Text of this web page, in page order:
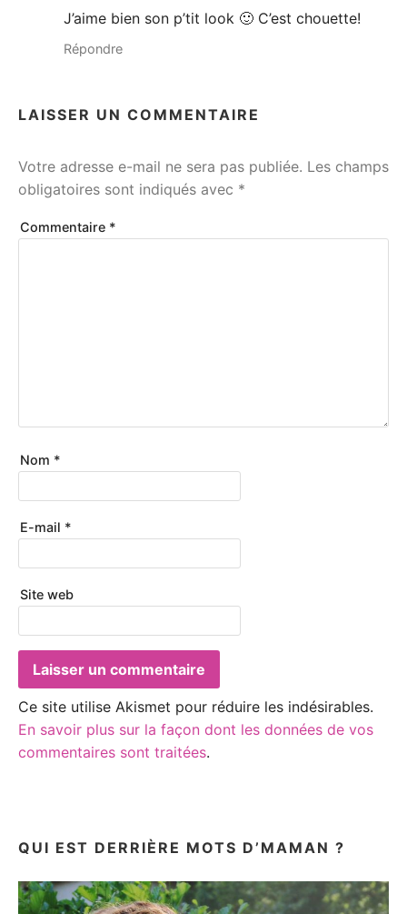
J’aime bien son p’tit look 🙂 C’est chouette!
Répondre
LAISSER UN COMMENTAIRE
Votre adresse e-mail ne sera pas publiée. Les champs
obligatoires sont indiqués avec *
Commentaire *
Nom *
E-mail *
Site web
Ce site utilise Akismet pour réduire les indésirables.
En savoir plus sur la façon dont les données de vos
commentaires sont traitées.
QUI EST DERRIÈRE MOTS D’MAMAN ?